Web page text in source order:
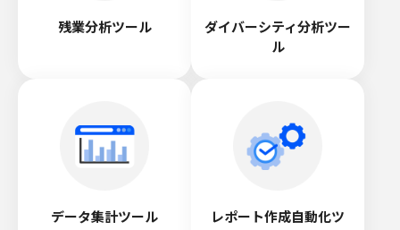
残業分析ツール
ダイバーシティ分析ツー
ル
データ集計ツール
レポート作成自動化ツ